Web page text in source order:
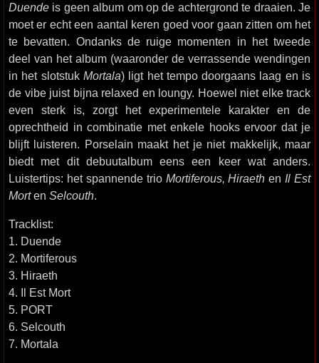
Duende is geen album om op de achtergrond te draaien. Je
moet er echt een aantal keren goed voor gaan zitten om het
te bevatten. Ondanks de ruige momenten in het tweede
deel van het album (waaronder de verrassende wendingen
in het slotstuk Mortala) ligt het tempo doorgaans laag en is
de vibe juist bijna relaxed en loungy. Hoewel niet elke track
even sterk is, zorgt het experimentele karakter en de
oprechtheid in combinatie met enkele hooks ervoor dat je
blijft luisteren. Porselain maakt het je niet makkelijk, maar
biedt met dit debuutalbum eens een keer wat anders.
Luistertips: het spannende trio Mortiferous, Hiraeth en Il Est
Morten Selcouth.
Tracklist:
1. Duende
2. Mortiferous
3. Hiraeth
4. Il Est Mort
5. PORT
6. Selcouth
7. Mortala